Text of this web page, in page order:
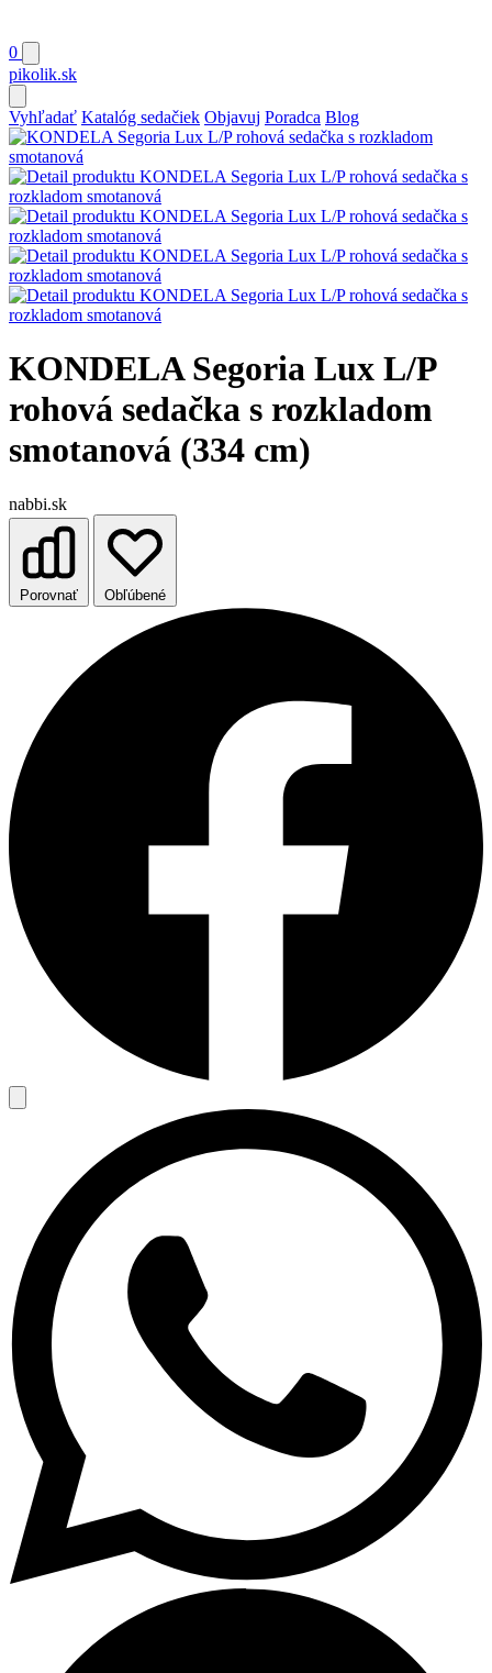
0
pikolik.sk
Vyhľadať Katalóg sedačiek Objavuj Poradca Blog
KONDELA Segoria Lux L/P
rohová sedačka s rozkladom
smotanová (334 cm)
nabbi.sk
Porovnať Obľúbené